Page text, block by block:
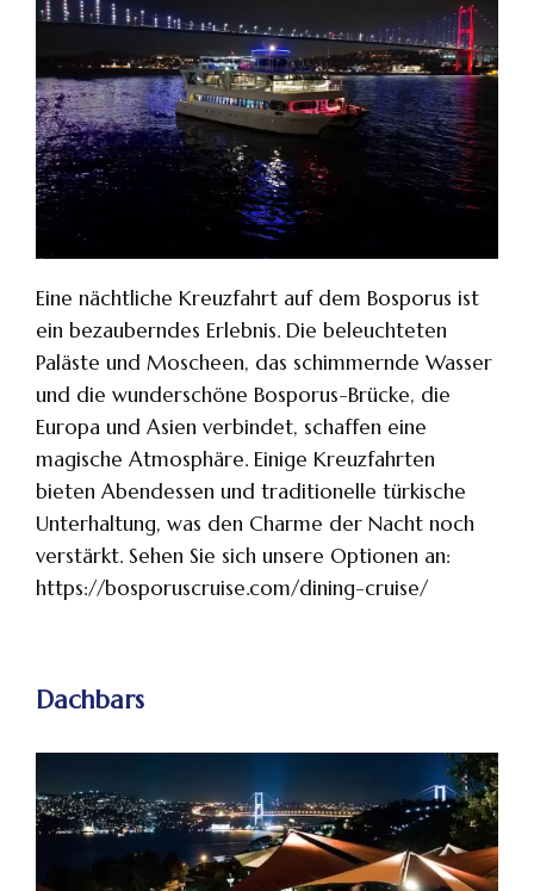
Eine nächtliche Kreuzfahrt auf dem Bosporus ist
ein bezauberndes Erlebnis. Die beleuchteten
Paläste und Moscheen, das schimmernde Wasser
und die wunderschöne Bosporus-Brücke, die
Europa und Asien verbindet, schaffen eine
magische Atmosphäre. Einige Kreuzfahrten
bieten Abendessen und traditionelle türkische
Unterhaltung, was den Charme der Nacht noch
verstärkt. Sehen Sie sich unsere Optionen an:
https://bosporuscruise.com/dining-cruise/
Dachbars